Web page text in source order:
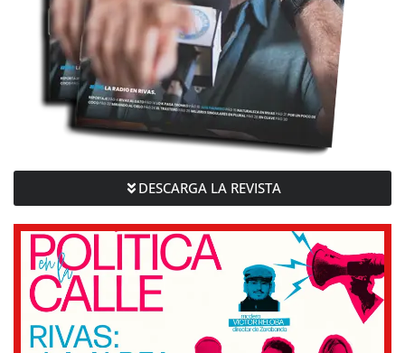
DESCARGA LA REVISTA